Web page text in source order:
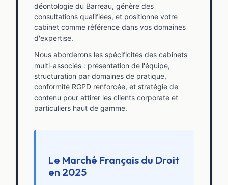
déontologie du Barreau, génère des
consultations qualifiées, et positionne votre
cabinet comme référence dans vos domaines
d'expertise.
Nous aborderons les spécificités des cabinets
multi-associés : présentation de l'équipe,
structuration par domaines de pratique,
conformité RGPD renforcée, et stratégie de
contenu pour attirer les clients corporate et
particuliers haut de gamme.
Le Marché Français du Droit
en 2025